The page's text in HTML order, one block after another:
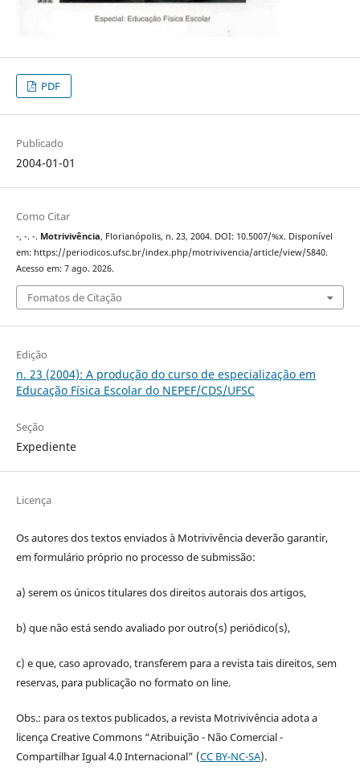
PDF
Publicado
2004-01-01
Como Citar
-, -. -. Motrivivência, Florianópolis, n. 23, 2004. DOI: 10.5007/%x. Disponível
em: https://periodicos.ufsc.br/index.php/motrivivencia/article/view/5840.
Acesso em: 7 ago. 2026.
Fomatos de Citação
Edição
n. 23 (2004): A produção do curso de especialização em
Educação Física Escolar do NEPEF/CDS/UFSC
Seção
Expediente
Licença
Os autores dos textos enviados à Motrivivência deverão garantir,
em formulário próprio no processo de submissão:
a) serem os únicos titulares dos direitos autorais dos artigos,
b) que não está sendo avaliado por outro(s) periódico(s),
c) e que, caso aprovado, transferem para a revista tais direitos, sem
reservas, para publicação no formato on line.
Obs.: para os textos publicados, a revista Motrivivência adota a
licença Creative Commons “Atribuição - Não Comercial -
Compartilhar Igual 4.0 Internacional” (CC BY-NC-SA).